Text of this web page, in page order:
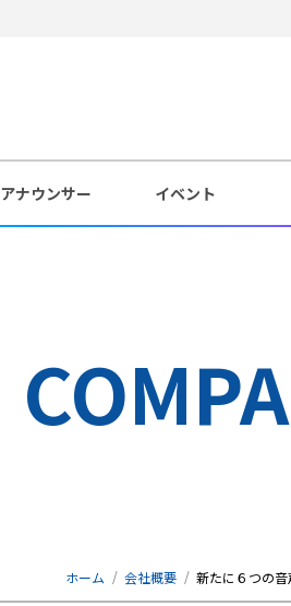
アナウンサー イベント
ホーム 会社概要 新たに６つの音